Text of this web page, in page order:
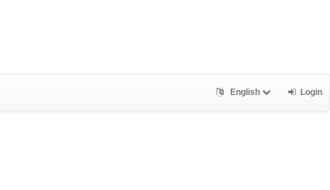
English Login